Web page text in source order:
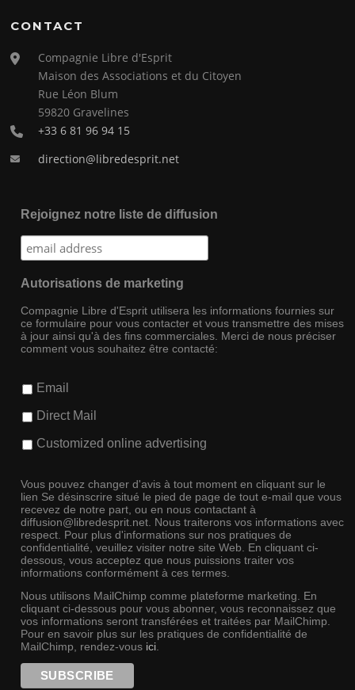
CONTACT
Compagnie Libre d'Esprit
Maison des Associations et du Citoyen
Rue Léon Blum
59820 Gravelines
+33 6 81 96 94 15
direction@libredesprit.net
Rejoignez notre liste de diffusion
Autorisations de marketing
Compagnie Libre d'Esprit utilisera les informations fournies sur
ce formulaire pour vous contacter et vous transmettre des mises
à jour ainsi qu'à des fins commerciales. Merci de nous préciser
comment vous souhaitez être contacté:
Email
Direct Mail
Customized online advertising
Vous pouvez changer d'avis à tout moment en cliquant sur le
lien Se désinscrire situé le pied de page de tout e-mail que vous
recevez de notre part, ou en nous contactant à
diffusion@libredesprit.net. Nous traiterons vos informations avec
respect. Pour plus d'informations sur nos pratiques de
confidentialité, veuillez visiter notre site Web. En cliquant ci-
dessous, vous acceptez que nous puissions traiter vos
informations conformément à ces termes.
Nous utilisons MailChimp comme plateforme marketing. En
cliquant ci-dessous pour vous abonner, vous reconnaissez que
vos informations seront transférées et traitées par MailChimp.
Pour en savoir plus sur les pratiques de confidentialité de
MailChimp, rendez-vous ici.